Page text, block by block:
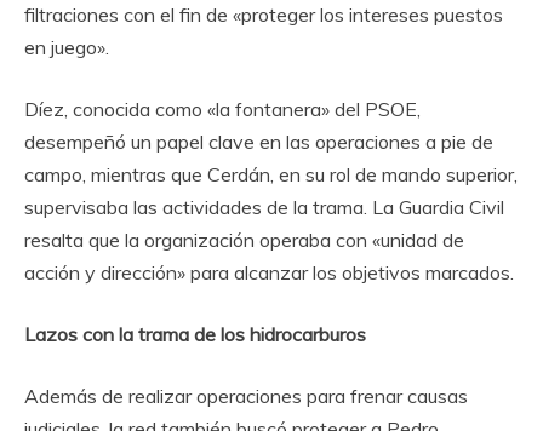
filtraciones con el fin de «proteger los intereses puestos
en juego».
Díez, conocida como «la fontanera» del PSOE,
desempeñó un papel clave en las operaciones a pie de
campo, mientras que Cerdán, en su rol de mando superior,
supervisaba las actividades de la trama. La Guardia Civil
resalta que la organización operaba con «unidad de
acción y dirección» para alcanzar los objetivos marcados.
Lazos con la trama de los hidrocarburos
Además de realizar operaciones para frenar causas